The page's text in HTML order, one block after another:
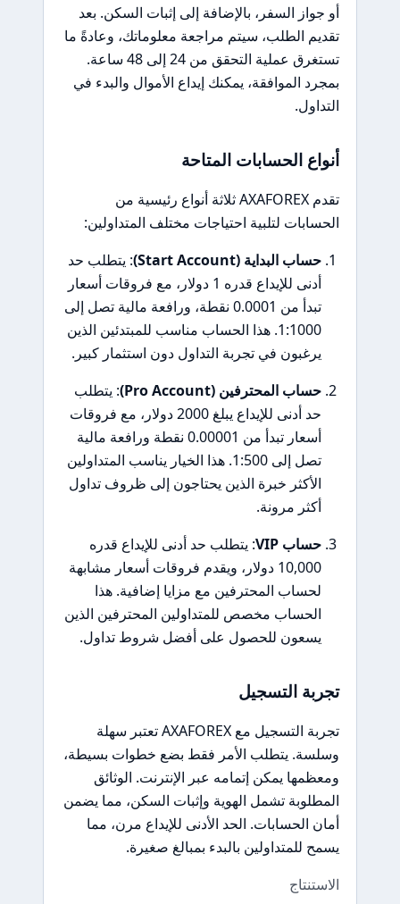
أو جواز السفر، بالإضافة إلى إثبات السكن. بعد
تقديم الطلب، سيتم مراجعة معلوماتك، وعادةً ما
تستغرق عملية التحقق من 24 إلى 48 ساعة.
بمجرد الموافقة، يمكنك إيداع الأموال والبدء في
التداول.
أنواع الحسابات المتاحة
تقدم AXAFOREX ثلاثة أنواع رئيسية من
الحسابات لتلبية احتياجات مختلف المتداولين:
حساب البداية (Start Account)
: يتطلب حد
أدنى للإيداع قدره 1 دولار، مع فروقات أسعار
تبدأ من 0.0001 نقطة، ورافعة مالية تصل إلى
1:1000. هذا الحساب مناسب للمبتدئين الذين
يرغبون في تجربة التداول دون استثمار كبير.
حساب المحترفين (Pro Account)
: يتطلب
حد أدنى للإيداع يبلغ 2000 دولار، مع فروقات
أسعار تبدأ من 0.00001 نقطة ورافعة مالية
تصل إلى 1:500. هذا الخيار يناسب المتداولين
الأكثر خبرة الذين يحتاجون إلى ظروف تداول
أكثر مرونة.
حساب VIP
: يتطلب حد أدنى للإيداع قدره
10,000 دولار، ويقدم فروقات أسعار مشابهة
لحساب المحترفين مع مزايا إضافية. هذا
الحساب مخصص للمتداولين المحترفين الذين
يسعون للحصول على أفضل شروط تداول.
تجربة التسجيل
تجربة التسجيل مع AXAFOREX تعتبر سهلة
وسلسة. يتطلب الأمر فقط بضع خطوات بسيطة،
ومعظمها يمكن إتمامه عبر الإنترنت. الوثائق
المطلوبة تشمل الهوية وإثبات السكن، مما يضمن
أمان الحسابات. الحد الأدنى للإيداع مرن، مما
يسمح للمتداولين بالبدء بمبالغ صغيرة.
الاستنتاج